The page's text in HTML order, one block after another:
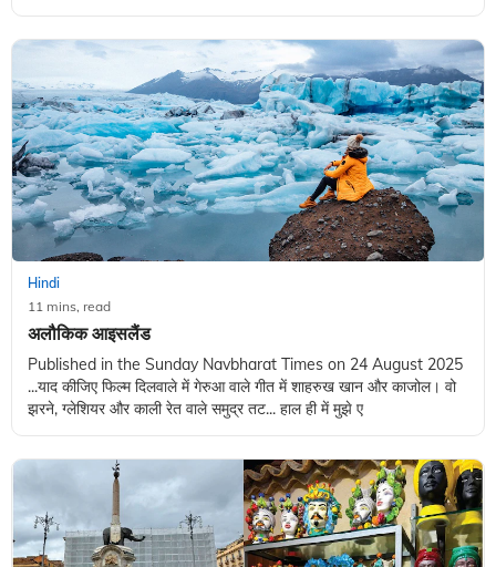
Hindi
11 mins, read
अलौकिक आइसलैंड
Published in the Sunday Navbharat Times on 24 August 2025
...याद कीजिए फिल्म दिलवाले में गेरुआ वाले गीत में शाहरुख खान और काजोल। वो
झरने, ग्लेशियर और काली रेत वाले समुद्र तट... हाल ही में मुझे ए